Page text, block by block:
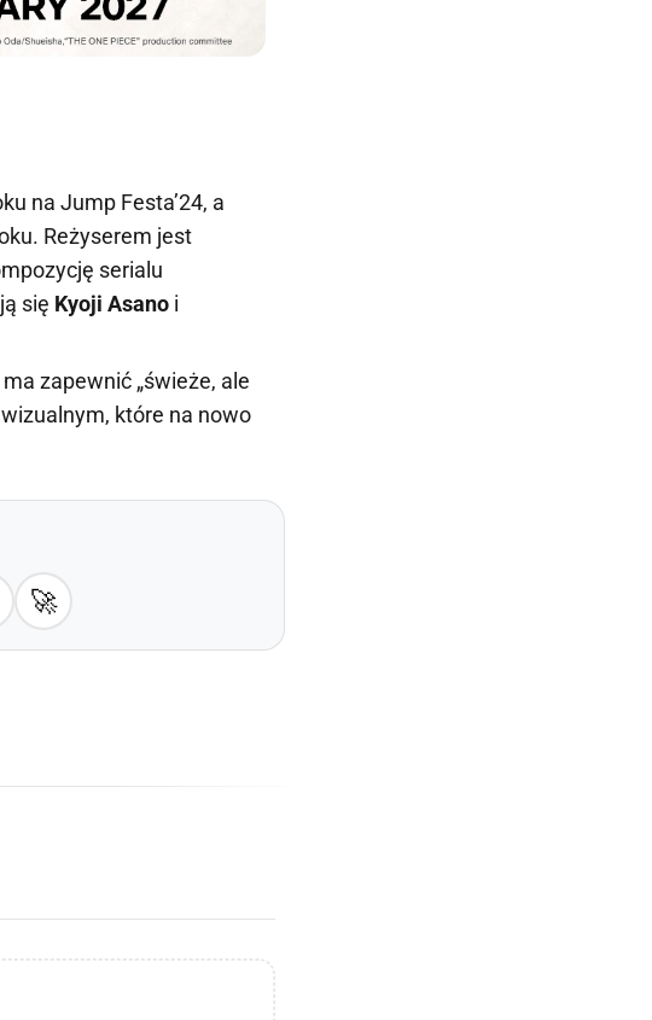
na Jump Festa’24, a
Reżyserem jest
serialu
się Kyoji Asano i
zapewnić „świeże, ale
które na nowo
🚀